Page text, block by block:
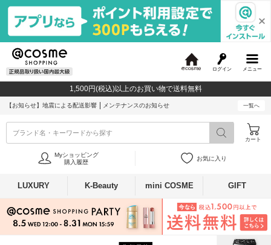
メニュー
ログイン
c
o
1,500円(税込)以上のお買い物で送料無料
【お知らせ】 地震による配送影響 メンテナンスのお知らせ 一覧へ
ブランド名・キーワードから探す
カート
Myショッピング
購入履歴
お気に入り
LUXURY K-Beauty mini COSME GIFT